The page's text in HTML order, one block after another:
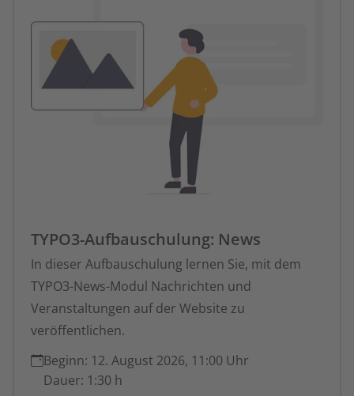
TYPO3-Aufbauschulung: News
In dieser Aufbauschulung lernen Sie, mit dem
TYPO3-News-Modul Nachrichten und
Veranstaltungen auf der Website zu
veröffentlichen.
Beginn: 12. August 2026, 11:00 Uhr
Dauer: 1:30 h